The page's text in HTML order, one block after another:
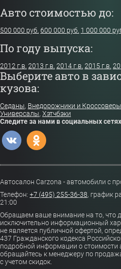
Авто стоимостью до:
500 000 руб. 600 000 руб. 1 000 000
По году выпуска:
2012 г.в. 2013 г.в. 2014 г.в. 2015 г.в.
Выберите авто в
кузова:
Седаны, Внедорожники и Кроссоверы
Универсалы, Хэтчбэки
Следите за нами в социальных сетях
Автосалон Carzona - автомобили с
Телефон: +7 (495) 255-36-38, график
21:00
Обращаем ваше внимание на то, что
исключительно информационный
не является публичной офертой,
437 Гражданского кодекса
подробной информации о стоимости
обращайтесь к менеджеру по
с учетом скидок.